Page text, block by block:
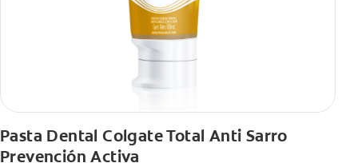
Pasta Dental Colgate Total Anti Sarro
Prevención Activa